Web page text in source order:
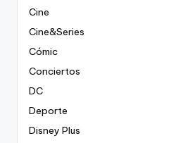
Cine
Cine&Series
Cómic
Conciertos
DC
Deporte
Disney Plus